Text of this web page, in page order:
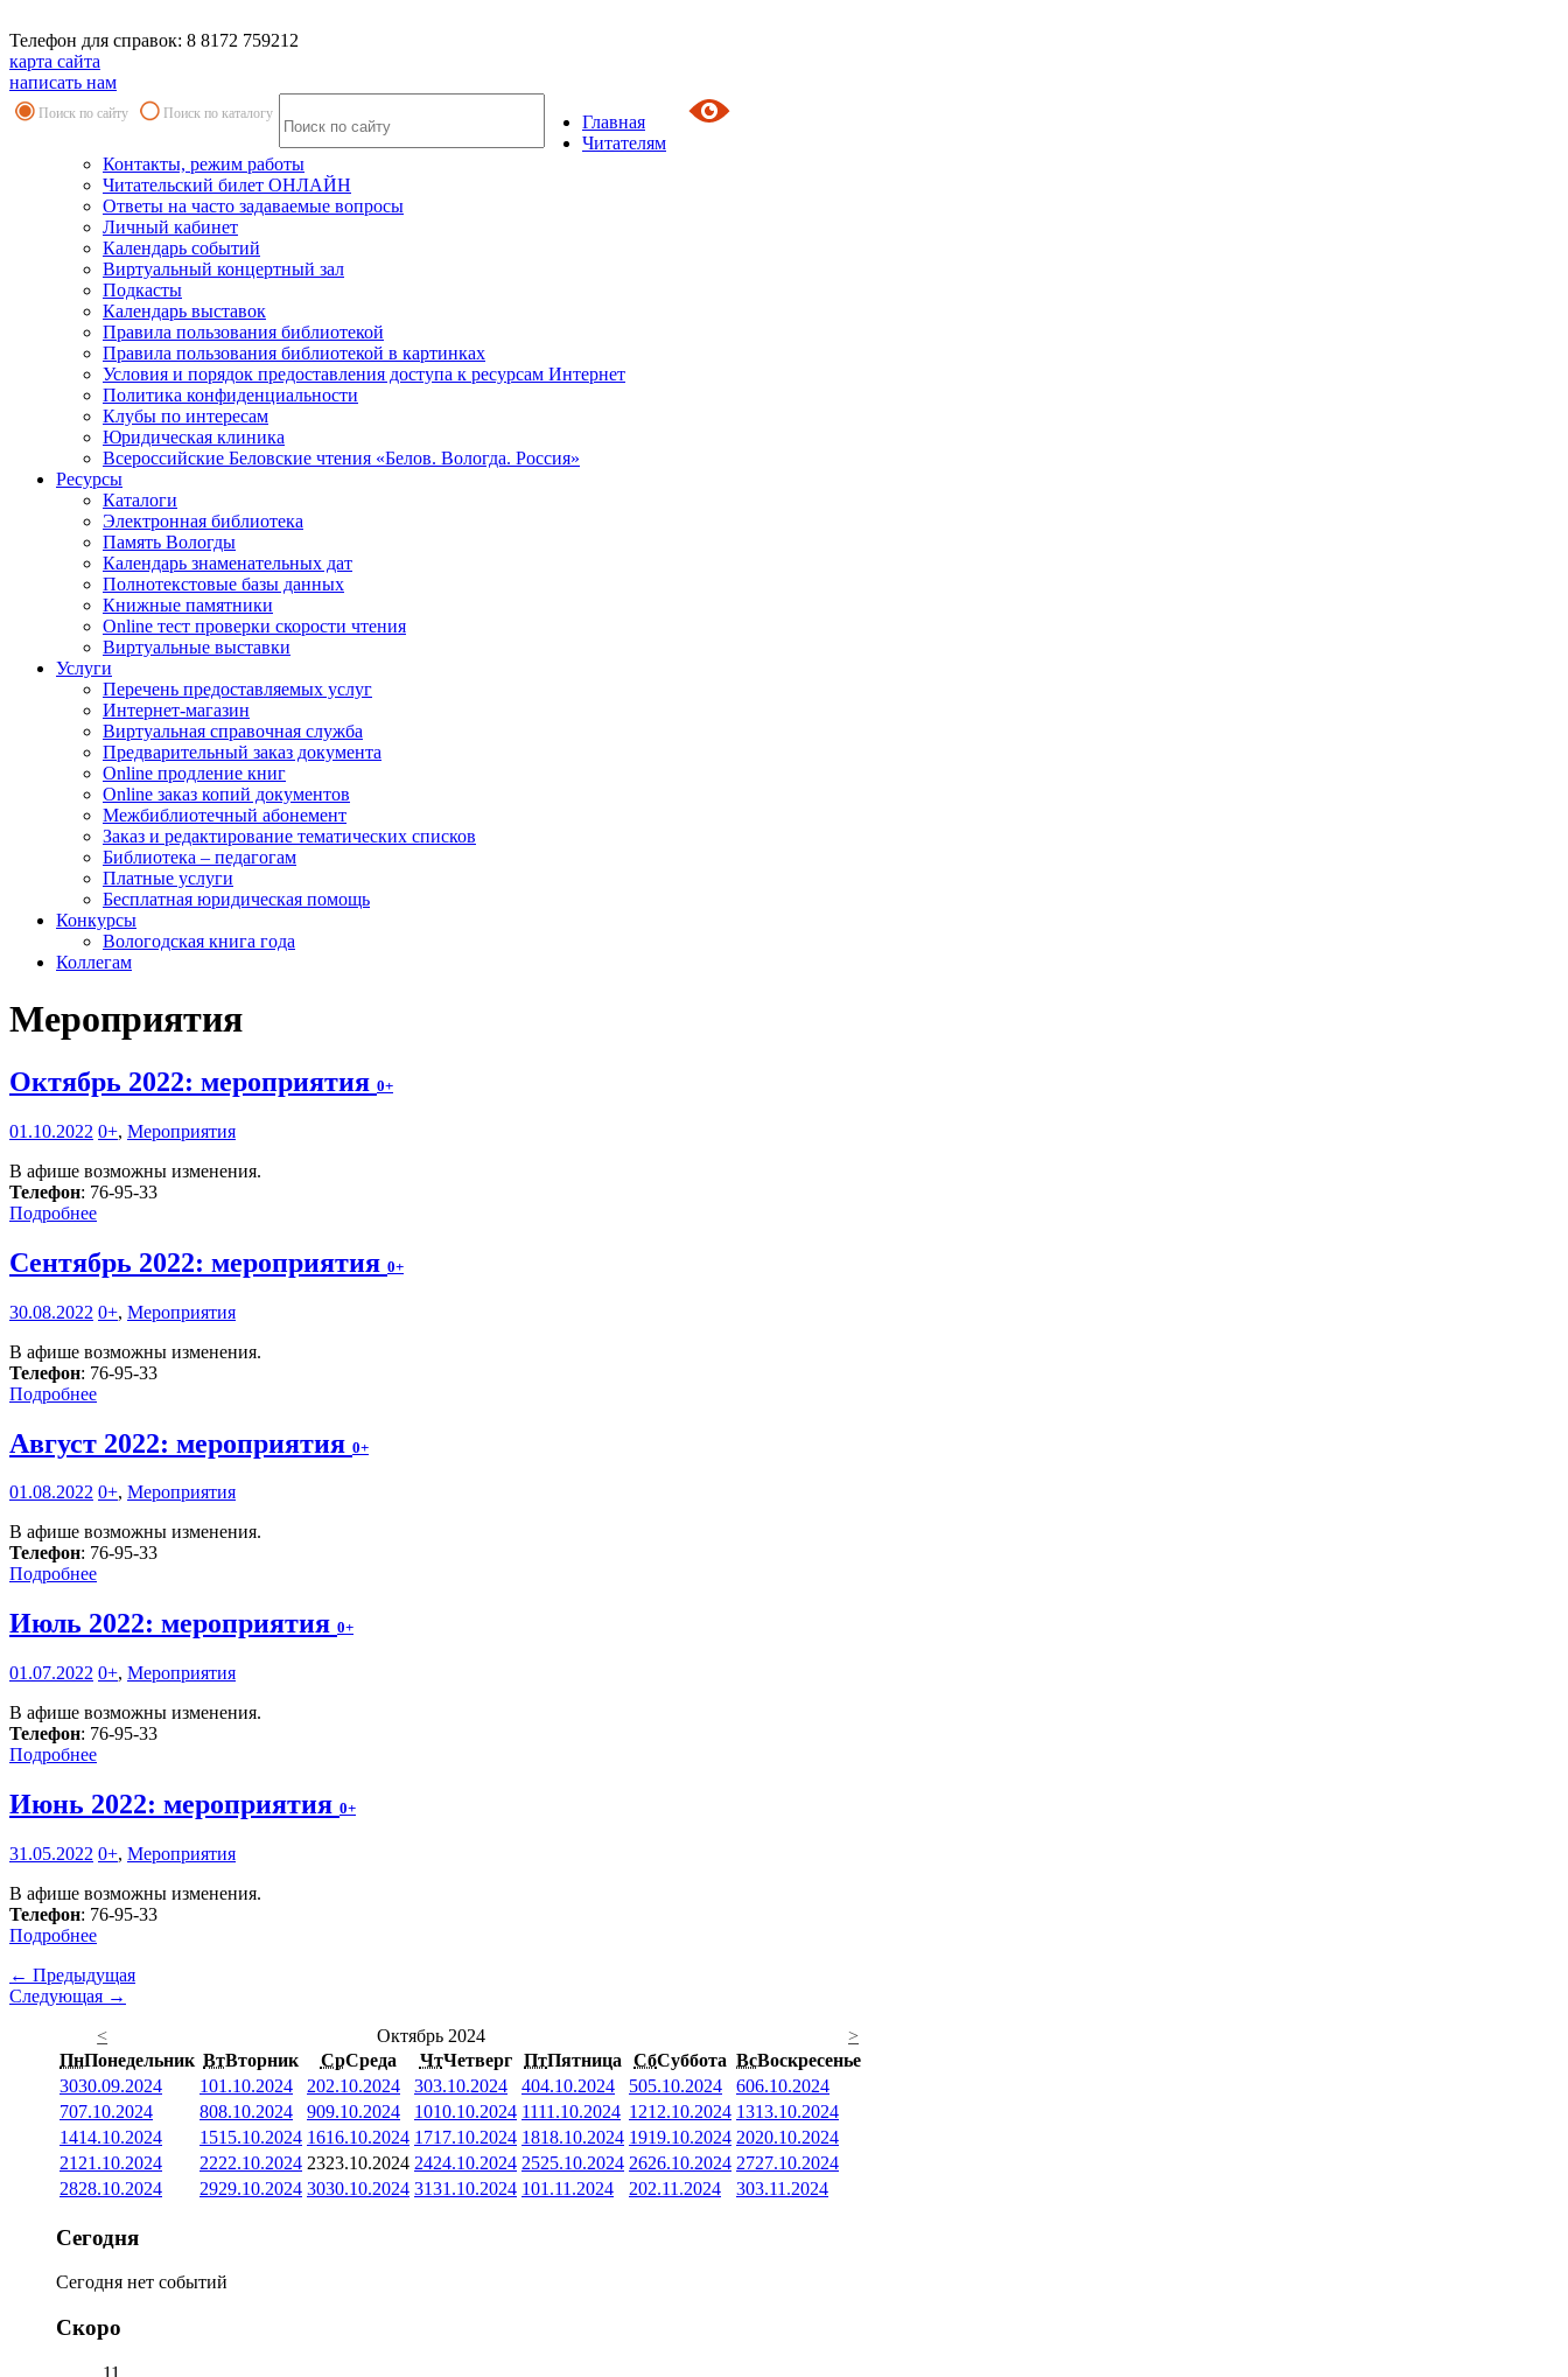
Телефон для справок: 8 8172 759212
карта сайта
написать нам
Поиск по сайту Поиск по каталогу
Главная
Читателям
Контакты, режим работы
Читательский билет ОНЛАЙН
Ответы на часто задаваемые вопросы
Личный кабинет
Календарь событий
Виртуальный концертный зал
Подкасты
Календарь выставок
Правила пользования библиотекой
Правила пользования библиотекой в картинках
Условия и порядок предоставления доступа к ресурсам Интернет
Политика конфиденциальности
Клубы по интересам
Юридическая клиника
Всероссийские Беловские чтения «Белов. Вологда. Россия»
Ресурсы
Каталоги
Электронная библиотека
Память Вологды
Календарь знаменательных дат
Полнотекстовые базы данных
Книжные памятники
Online тест проверки скорости чтения
Виртуальные выставки
Услуги
Перечень предоставляемых услуг
Интернет-магазин
Виртуальная справочная служба
Предварительный заказ документа
Online продление книг
Online заказ копий документов
Межбиблиотечный абонемент
Заказ и редактирование тематических списков
Библиотека – педагогам
Платные услуги
Бесплатная юридическая помощь
Конкурсы
Вологодская книга года
Коллегам
Мероприятия
Октябрь 2022: мероприятия 0+
01.10.2022 0+, Мероприятия
В афише возможны изменения.
Телефон: 76-95-33
Подробнее
Сентябрь 2022: мероприятия 0+
30.08.2022 0+, Мероприятия
В афише возможны изменения.
Телефон: 76-95-33
Подробнее
Август 2022: мероприятия 0+
01.08.2022 0+, Мероприятия
В афише возможны изменения.
Телефон: 76-95-33
Подробнее
Июль 2022: мероприятия 0+
01.07.2022 0+, Мероприятия
В афише возможны изменения.
Телефон: 76-95-33
Подробнее
Июнь 2022: мероприятия 0+
31.05.2022 0+, Мероприятия
В афише возможны изменения.
Телефон: 76-95-33
Подробнее
← Предыдущая
Следующая →
<
Октябрь 2024
>
ПнПонедельник ВтВторник СрСреда ЧтЧетверг ПтПятница СбСуббота ВсВоскресенье
3030.09.2024 101.10.2024 202.10.2024 303.10.2024 404.10.2024 505.10.2024 606.10.2024
707.10.2024 808.10.2024 909.10.2024 1010.10.2024 1111.10.2024 1212.10.2024 1313.10.2024
1414.10.2024 1515.10.2024 1616.10.2024 1717.10.2024 1818.10.2024 1919.10.2024 2020.10.2024
21 21.10.2024 2222.10.2024 2323.10.2024 2424.10.2024 2525.10.2024 2626.10.2024 2727.10.2024
2828.10.2024 2929.10.2024 3030.10.2024 3131.10.2024 101.11.2024 202.11.2024 303.11.2024
Сегодня
Сегодня нет событий
Скоро
11